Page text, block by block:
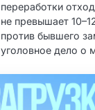
переработки
не превышает
против бывшего
уголовное дело о